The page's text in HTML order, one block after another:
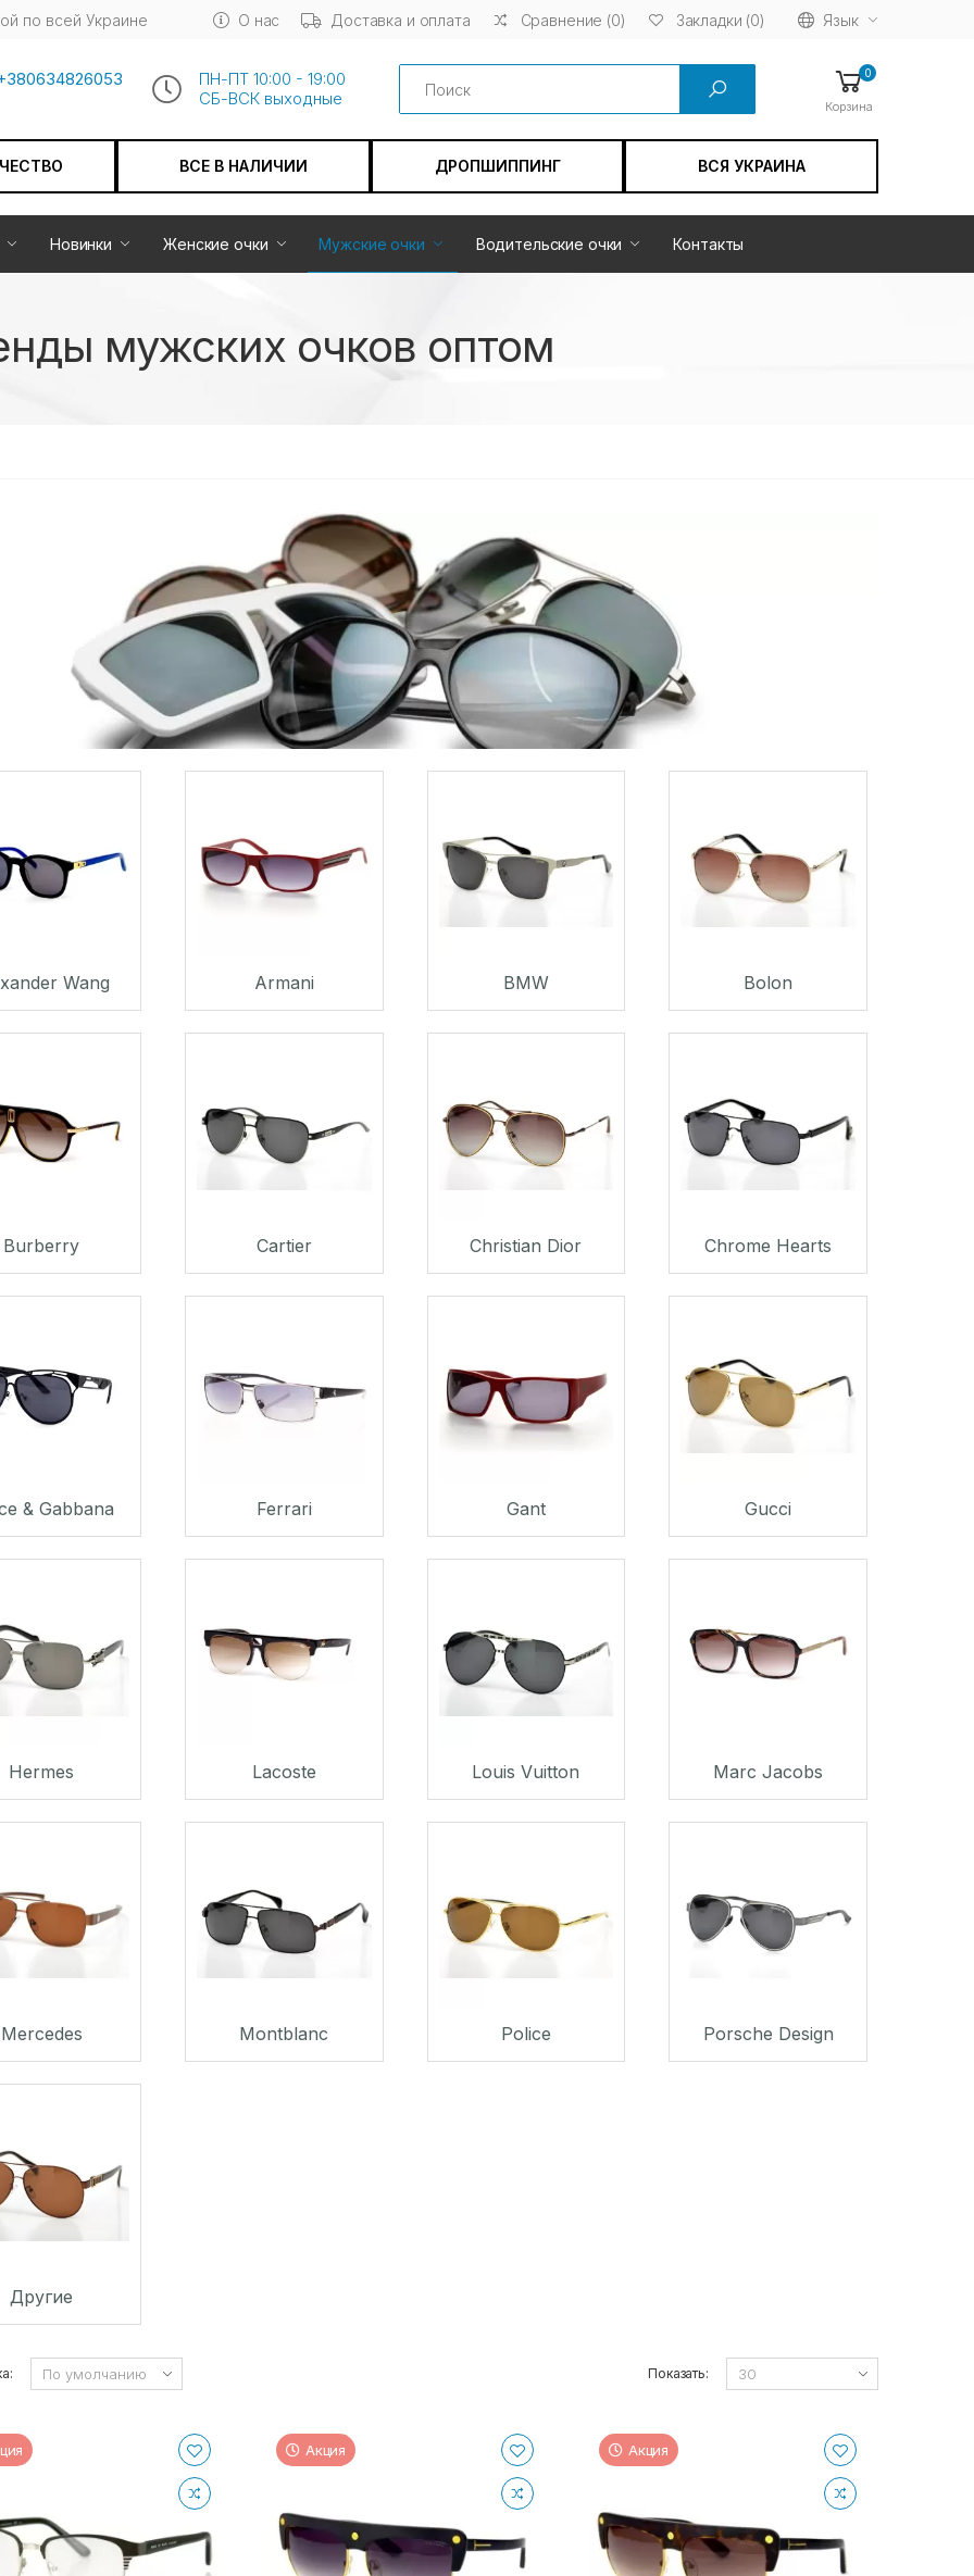
по всей Украине О нас Доставка и оплата Сравнение (0) Закладки (0) Язык
ПН-ПТ 10:00 - 19:00
СБ-ВСК выходные
Search 0
Корзина
ВСЕ В НАЛИЧИИ ДРОПШИППИНГ ВСЯ УКРАИНА
Новинки Женские очки Мужские очки Водительские очки Контакты
мужских очков оптом
Wang Armani BMW Bolon
Burberry Cartier Christian Dior Chrome Hearts
& Gabbana Ferrari Gant Gucci
Hermes Lacoste Louis Vuitton Marc Jacobs
Mercedes Montblanc Police Porsche Design
Другие
Показать:
Акция Акция